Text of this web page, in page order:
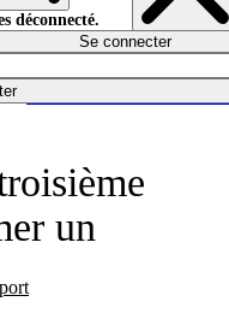
déconnecté.
Se connecter
un